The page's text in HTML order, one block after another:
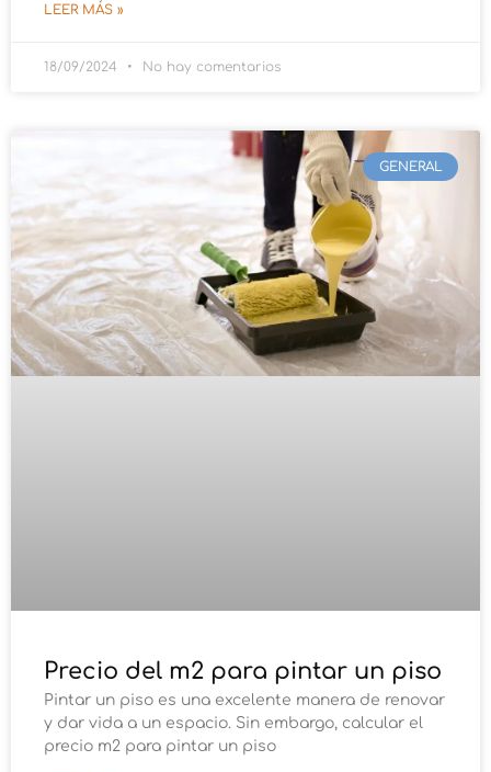
LEER MÁS »
18/09/2024 No hay comentarios
GENERAL
Precio del m2 para pintar un piso
Pintar un piso es una excelente manera de renovar
y dar vida a un espacio. Sin embargo, calcular el
precio m2 para pintar un piso